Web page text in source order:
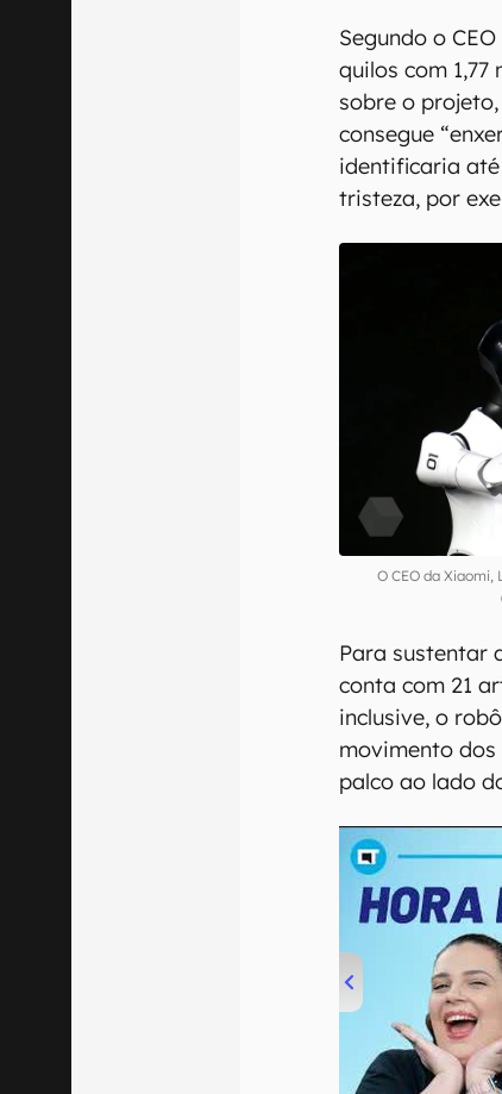
Segundo o
quilos com
sobre o
consegue
identificaria até
tristeza, por
O CEO da
Para sustentar
conta com 21
inclusive, o
movimento
palco ao lado